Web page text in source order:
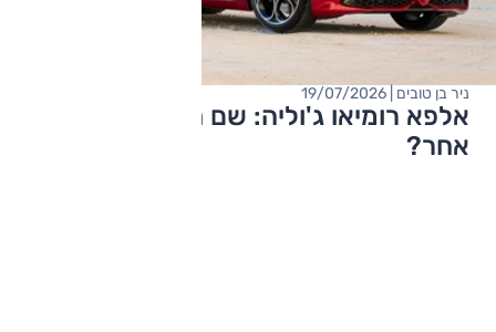
אלפא רומיאו ג'וליה: שם חדש, או רכב
אחר?
ניר בן טובים | 19/07/2026